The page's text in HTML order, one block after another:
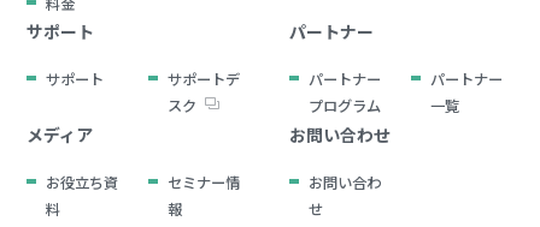
サポート
サポート
サポートデ
スク
パートナー
パートナー
プログラム
パートナー
一覧
メディア
お役立ち資
料
セミナー情
報
お問い合わせ
お問い合わ
せ